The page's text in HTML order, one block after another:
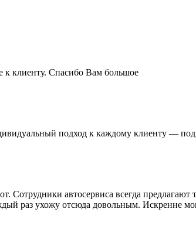
к клиенту. Спасибо Вам большое
подход к каждому клиенту —
Сотрудники автосервиса всегда
раз ухожу отсюда довольным. Искренне